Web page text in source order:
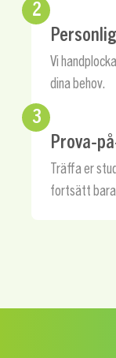
2
Vi
dina behov.
3
Prova-
Träffa er
fortsätt bara